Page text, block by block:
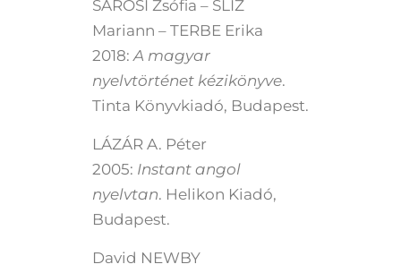
SÁROSI Zsófia – SLÍZ
Mariann – TERBE Erika
2018:A magyar
nyelvtörténet kézikönyve.
Tinta Könyvkiadó, Budapest.
LÁZÁR A. Péter
2005: Instant angol
nyelvtan. Helikon Kiadó,
Budapest.
David NEWBY